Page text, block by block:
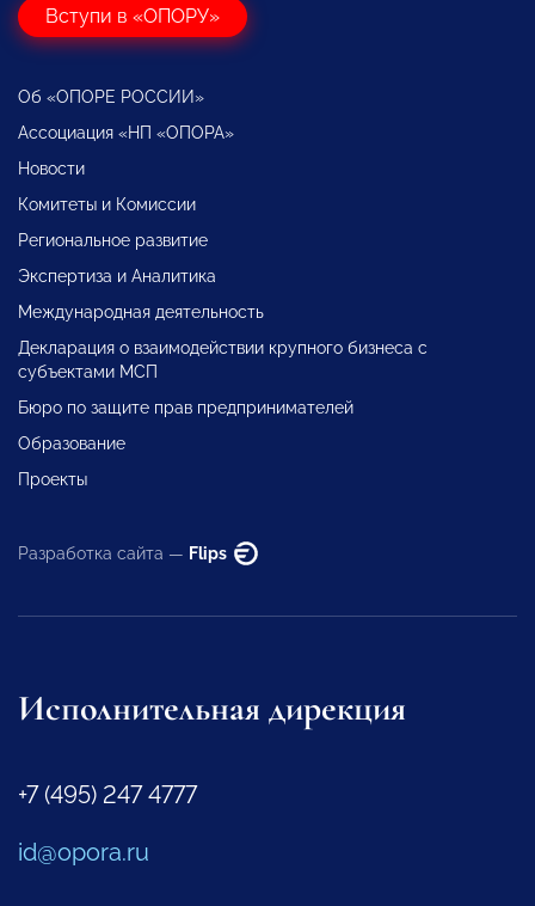
Вступи в «ОПОРУ»
Об «ОПОРЕ РОССИИ»
Ассоциация «НП «ОПОРА»
Новости
Комитеты и Комиссии
Региональное развитие
Экспертиза и Аналитика
Международная деятельность
Декларация о взаимодействии крупного бизнеса с
субъектами МСП
Бюро по защите прав предпринимателей
Образование
Проекты
Разработка сайта — Flips
Исполнительная дирекция
+7 (495) 247 4777
id@opora.ru